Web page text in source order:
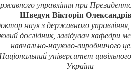
управління при
Шведун Вікторія
наук з державного
дослідник, завідувач кафедри
навчально-науково-виробничого
Національний університет
України